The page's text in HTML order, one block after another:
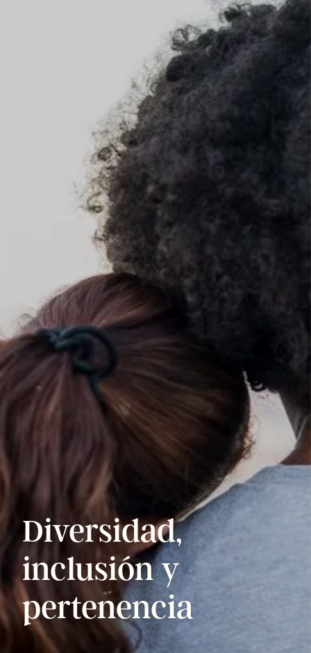
Diversidad,
inclusióny
pertenencia